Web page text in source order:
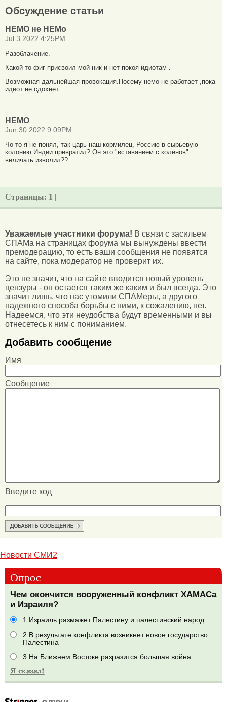
Обсуждение статьи
НЕМО не НЕМо
Jul 3 2022 4:25PM
Разоблачение.
Какой то фиг присвоил мой ник и нет покоя идиотам .
Возможная дальнейшая провокация.Посему немо не работает ,пока
идиот не сдохнет...
НЕМО
Jun 30 2022 9:09PM
Чо-то я не понял, так царь наш кормилец, Россию в сырьевую
колонию Индии превратил? Он это "вставанием с коленов"
величать изволил??
Страницы: 1 |
Уважаемые участники форума! В связи с засильем
СПАМа на страницах форума мы вынуждены ввести
премодерацию, то есть ваши сообщения не появятся
на сайте, пока модератор не проверит их.
Это не значит, что на сайте вводится новый уровень
цензуры - он остается таким же каким и был всегда. Это
значит лишь, что нас утомили СПАМеры, а другого
надежного способа борьбы с ними, к сожалению, нет.
Надеемся, что эти неудобства будут временными и вы
отнесетесь к ним с пониманием.
Добавить сообщение
Имя
Сообщение
Введите код
Новости СМИ2
Опрос
Чем окончится вооруженный конфликт ХАМАСа
и Израиля?
1.Израиль размажет Палестину и палестинский народ
2.В результате конфликта возникнет новое государство
Палестина
3.На Ближнем Востоке разразится большая война